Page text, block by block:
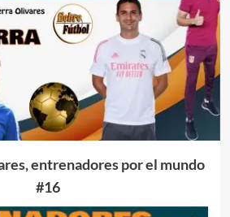
entrenadores por el mundo
#16